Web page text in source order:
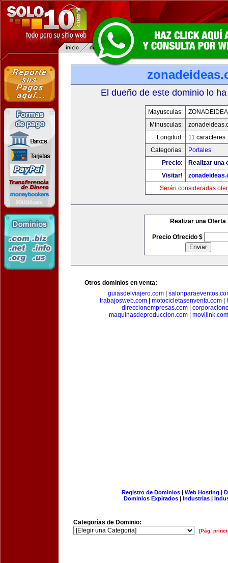
El dueño de este dominio lo
Mayusculas:
Minusculas:
Longitud:
11 caracteres
Categorias:
Portales
Precio:
Realizar una
Visitar!
Serán consideradas
Realizar una Oferta
Precio Ofrecido $
Otros dominios en venta:
guiasdelviajero.com|
trabajosweb.com| motocicletasenventa.com|
direccionempresas.com|
maquinasdeproduccion.com
movilink.com
Registro de Dominios| Web Hosting |
Dominios Expirados | Industrias |
Categorías de Dominio:
[Pág.